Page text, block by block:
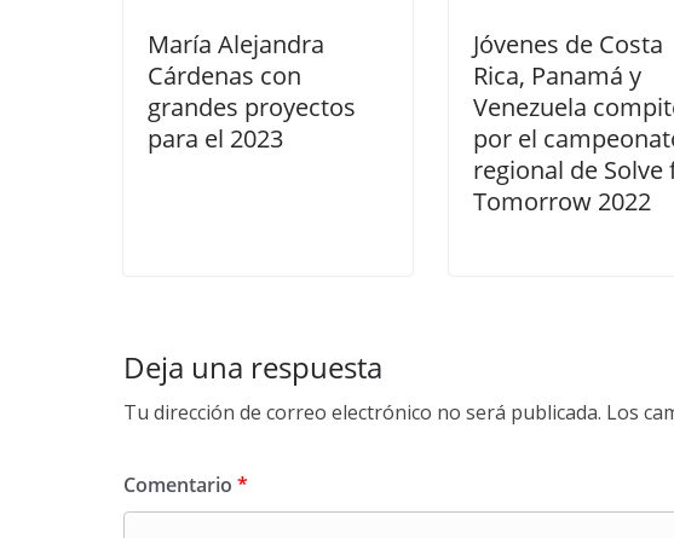
María Alejandra
Cárdenas con
grandes proyectos
para el 2023
Jóvenes de Costa
Rica, Panamá y
Venezuela
por el
regional de Solve
Tomorrow 2022
Deja una respuesta
Tu dirección de correo electrónico no será publicada. Los
Comentario *